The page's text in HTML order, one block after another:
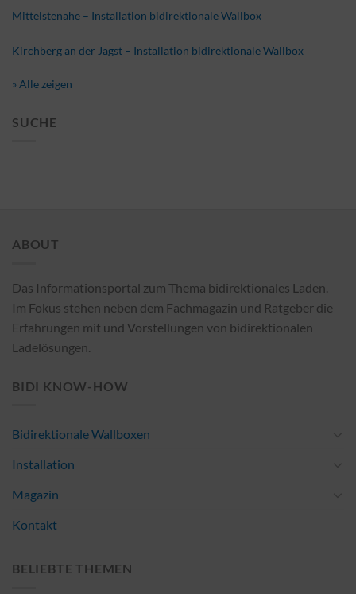
Mittelstenahe – Installation bidirektionale Wallbox
Kirchberg an der Jagst – Installation bidirektionale Wallbox
» Alle zeigen
SUCHE
ABOUT
Das Informationsportal zum Thema bidirektionales Laden.
Im Fokus stehen neben dem Fachmagazin und Ratgeber die
Erfahrungen mit und Vorstellungen von bidirektionalen
Ladelösungen.
BIDI KNOW-HOW
Bidirektionale Wallboxen
Installation
Magazin
Kontakt
BELIEBTE THEMEN